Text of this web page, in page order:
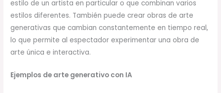
estilo de un artista en particular o que combinan varios
estilos diferentes. También puede crear obras de arte
generativas que cambian constantemente en tiempo real,
lo que permite al espectador experimentar una obra de
arte única e interactiva.
Ejemplos de arte generativo con IA